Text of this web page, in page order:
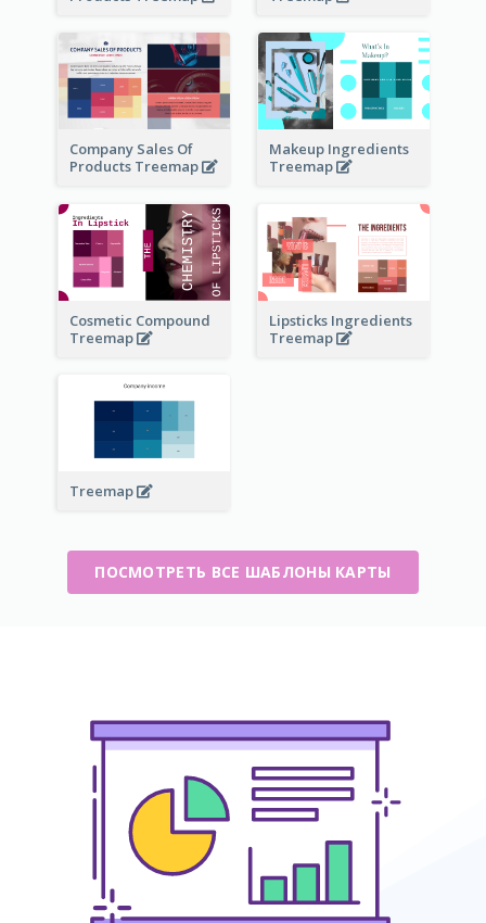
Company Sales Of
Products Treemap
Makeup Ingredients
Treemap
Cosmetic Compound
Treemap
Lipsticks Ingredients
Treemap
Treemap
ПОСМОТРЕТЬ ВСЕ ШАБЛОНЫ КАРТЫ